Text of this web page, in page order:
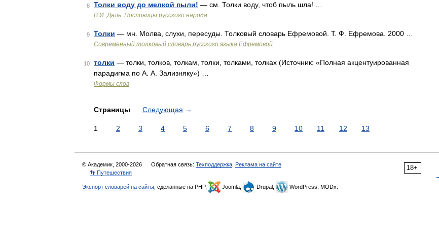
8 Толки воду до мелкой пыли! — см. Толки воду, чтоб пыль шла! …
В.И. Даль. Пословицы русского народа
9 Толки — мн. Молва, слухи, пересуды. Толковый словарь Ефремовой. Т. Ф. Ефремова. 2000 …
Современный толковый словарь русского языка Ефремовой
10 толки — толки, толков, толкам, толки, толками, толках (Источник: «Полная акцентуированная
парадигма по А. А. Зализняку») …
Формы слов
Страницы Следующая →
1 2 3 4 5 6 7 8 9 10 11 12 13
18+
© Академик, 2000-2026 Обратная связь: Техподдержка Реклама на сайте
👣 Путешествия
Экспорт словарей на сайты , сделанные на PHP, Joomla, Drupal, WordPress, MODx.